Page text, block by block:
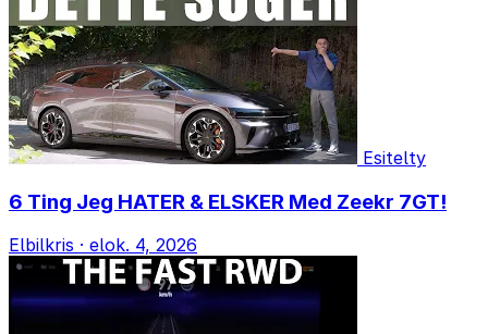
Esitelty
6 Ting Jeg HATER & ELSKER Med Zeekr 7GT!
Elbilkris · elok. 4, 2026